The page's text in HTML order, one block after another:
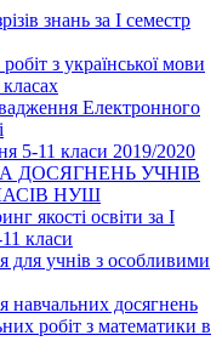
знань за І семестр
з української мови
Електронного
5-11 класи 2019/2020
ДОСЯГНЕНЬ УЧНІВ
НУШ
якості освіти за І
класи
для учнів з особливими
навчальних досягнень
робіт з математики в